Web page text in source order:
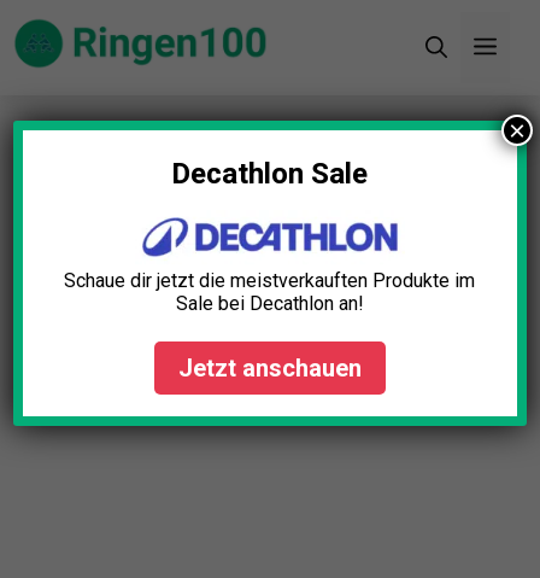
Zum
Inhalt
Startseite»Blog»Ringen für Kinder: Top 5
Vorteile für die Entwicklung
Decathlon Sale
Schaue dir jetzt die meistverkauften Produkte im
Sale bei Decathlon an!
Jetzt anschauen
×